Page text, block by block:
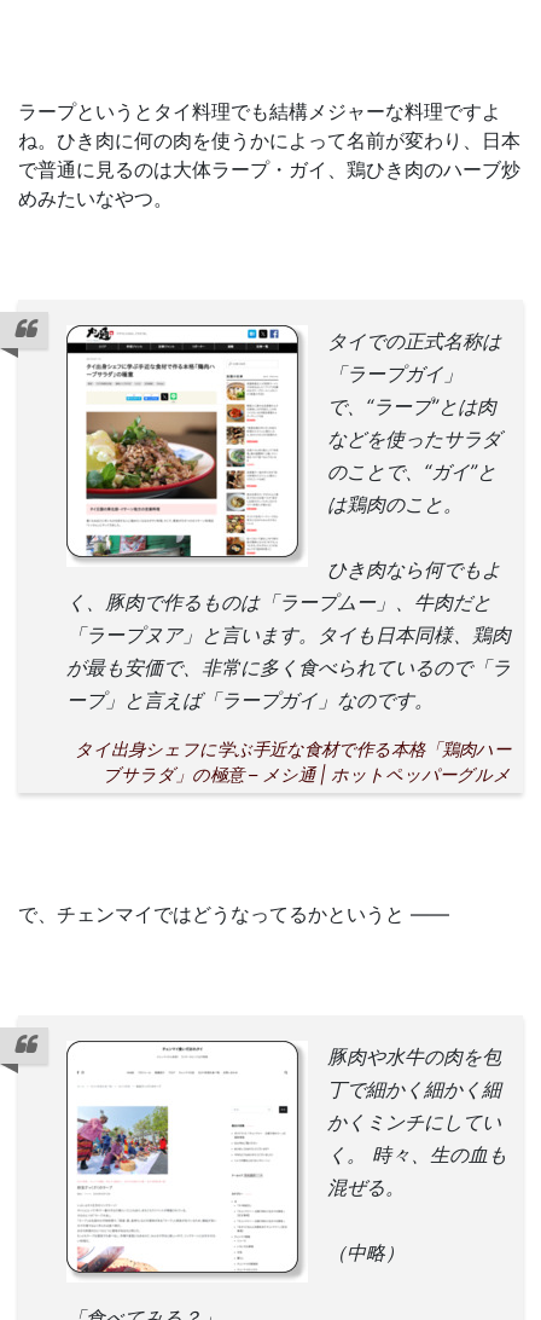
ラープというとタイ料理でも結構メジャーな料理ですよ
ね。ひき肉に何の肉を使うかによって名前が変わり、日本
で普通に見るのは大体ラープ・ガイ、鶏ひき肉のハーブ炒
めみたいなやつ。
タイでの正式名称は
「ラープガイ」
で、“ラープ”とは肉
などを使ったサラダ
のことで、“ガイ”と
は鶏肉のこと。
ひき肉なら何でもよ
く、豚肉で作るものは「ラープムー」、牛肉だと
「ラープヌア」と言います。タイも日本同様、鶏肉
が最も安価で、非常に多く食べられているので「ラ
ープ」と言えば「ラープガイ」なのです。
タイ出身シェフに学ぶ手近な食材で作る本格「鶏肉ハー
ブサラダ」の極意 – メシ通 | ホットペッパーグルメ
で、チェンマイではどうなってるかというと ――
豚肉や水牛の肉を包
丁で細かく細かく細
かくミンチにしてい
く。 時々、生の血も
混ぜる。
（中略）